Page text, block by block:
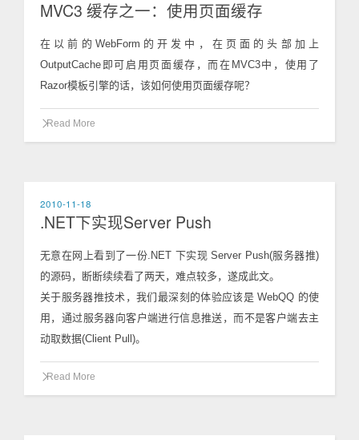
MVC3 缓存之一：使用页面缓存
在以前的WebForm的开发中，在页面的头部加上
OutputCache即可启用页面缓存，而在MVC3中，使用了
Razor模板引擎的话，该如何使用页面缓存呢？
Read More
2010-11-18
.NET下实现Server Push
无意在网上看到了一份.NET 下实现 Server Push(服务器推)
的源码，断断续续看了两天，难点较多，遂成此文。
关于服务器推技术，我们最深刻的体验应该是 WebQQ 的使
用，通过服务器向客户端进行信息推送，而不是客户端去主
动取数据(Client Pull)。
Read More